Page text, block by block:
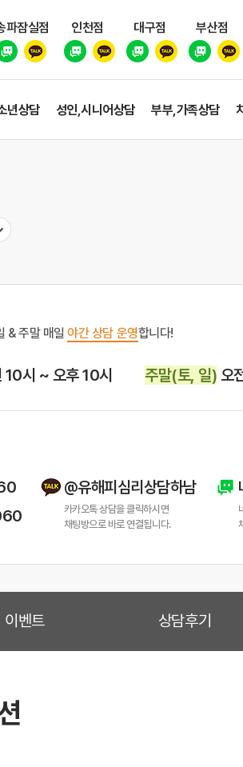
파잠실점 인천점 대구점 부산점
년상담 성인,시니어상담 부부,가족상담
& 주말 매일야간 상담 운영합니다!
10시 ~ 오후 10시 주말(토, 일) 오
@유해피심리상담하남
카카오톡 상담을 클릭하시면
채팅방으로 바로 연결됩니다.
이벤트 상담후기